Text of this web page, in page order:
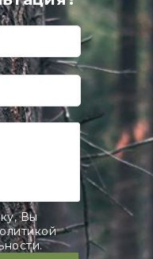
Вы